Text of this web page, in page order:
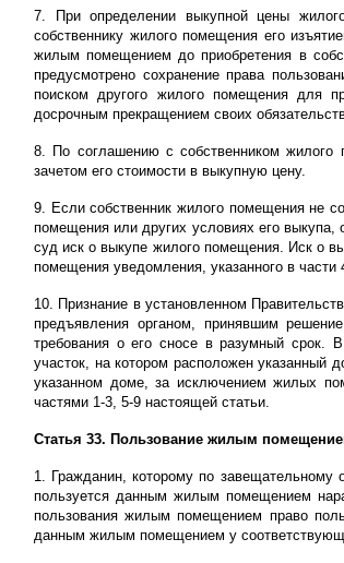
7. При определении выкупной цены
собственнику жилого помещения его
жилым помещением до приобретения в
предусмотрено сохранение права
поиском другого жилого помещения для
досрочным прекращением своих
8. По соглашению с собственником
зачетом его стоимости в выкупную цену.
9. Если собственник жилого помещения не
помещения или других условиях его выкупа,
суд иск о выкупе жилого помещения. Иск о
помещения уведомления, указанного в части
10. Признание в установленном
предъявления органом, принявшим
требования о его сносе в разумный срок.
участок, на котором расположен
указанном доме, за исключением жилых
частями 1-3, 5-9 настоящей статьи.
Статья 33. Пользование жилым
1. Гражданин, которому по завещательному
пользуется данным жилым помещением
пользования жилым помещением право
данным жилым помещением у